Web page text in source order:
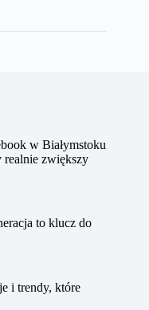
w Białymstoku
realnie zwiększy
to klucz do
i trendy, które